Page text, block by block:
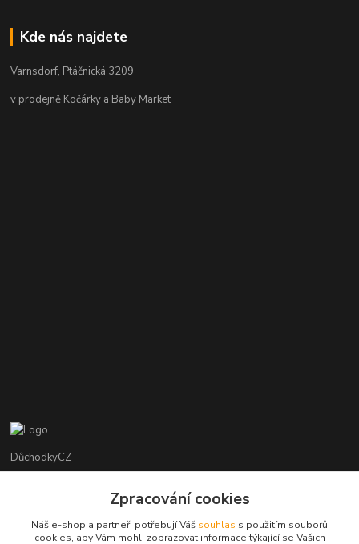
Kde nás najdete
Varnsdorf, Ptáčnická 3209
v prodejně Kočárky a Baby Market
DůchodkyCZ
+420 412384749
Zpracování cookies
Náš e-shop a partneři potřebují Váš souhlas s použitím souborů
cookies, aby Vám mohli zobrazovat informace týkající se Vašich